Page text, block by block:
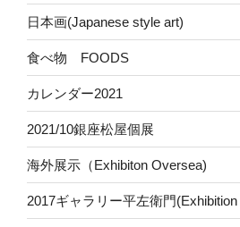
日本画(Japanese style art)
食べ物 FOODS
カレンダー2021
2021/10銀座松屋個展
海外展示（Exhibiton Oversea)
2017ギャラリー平左衛門